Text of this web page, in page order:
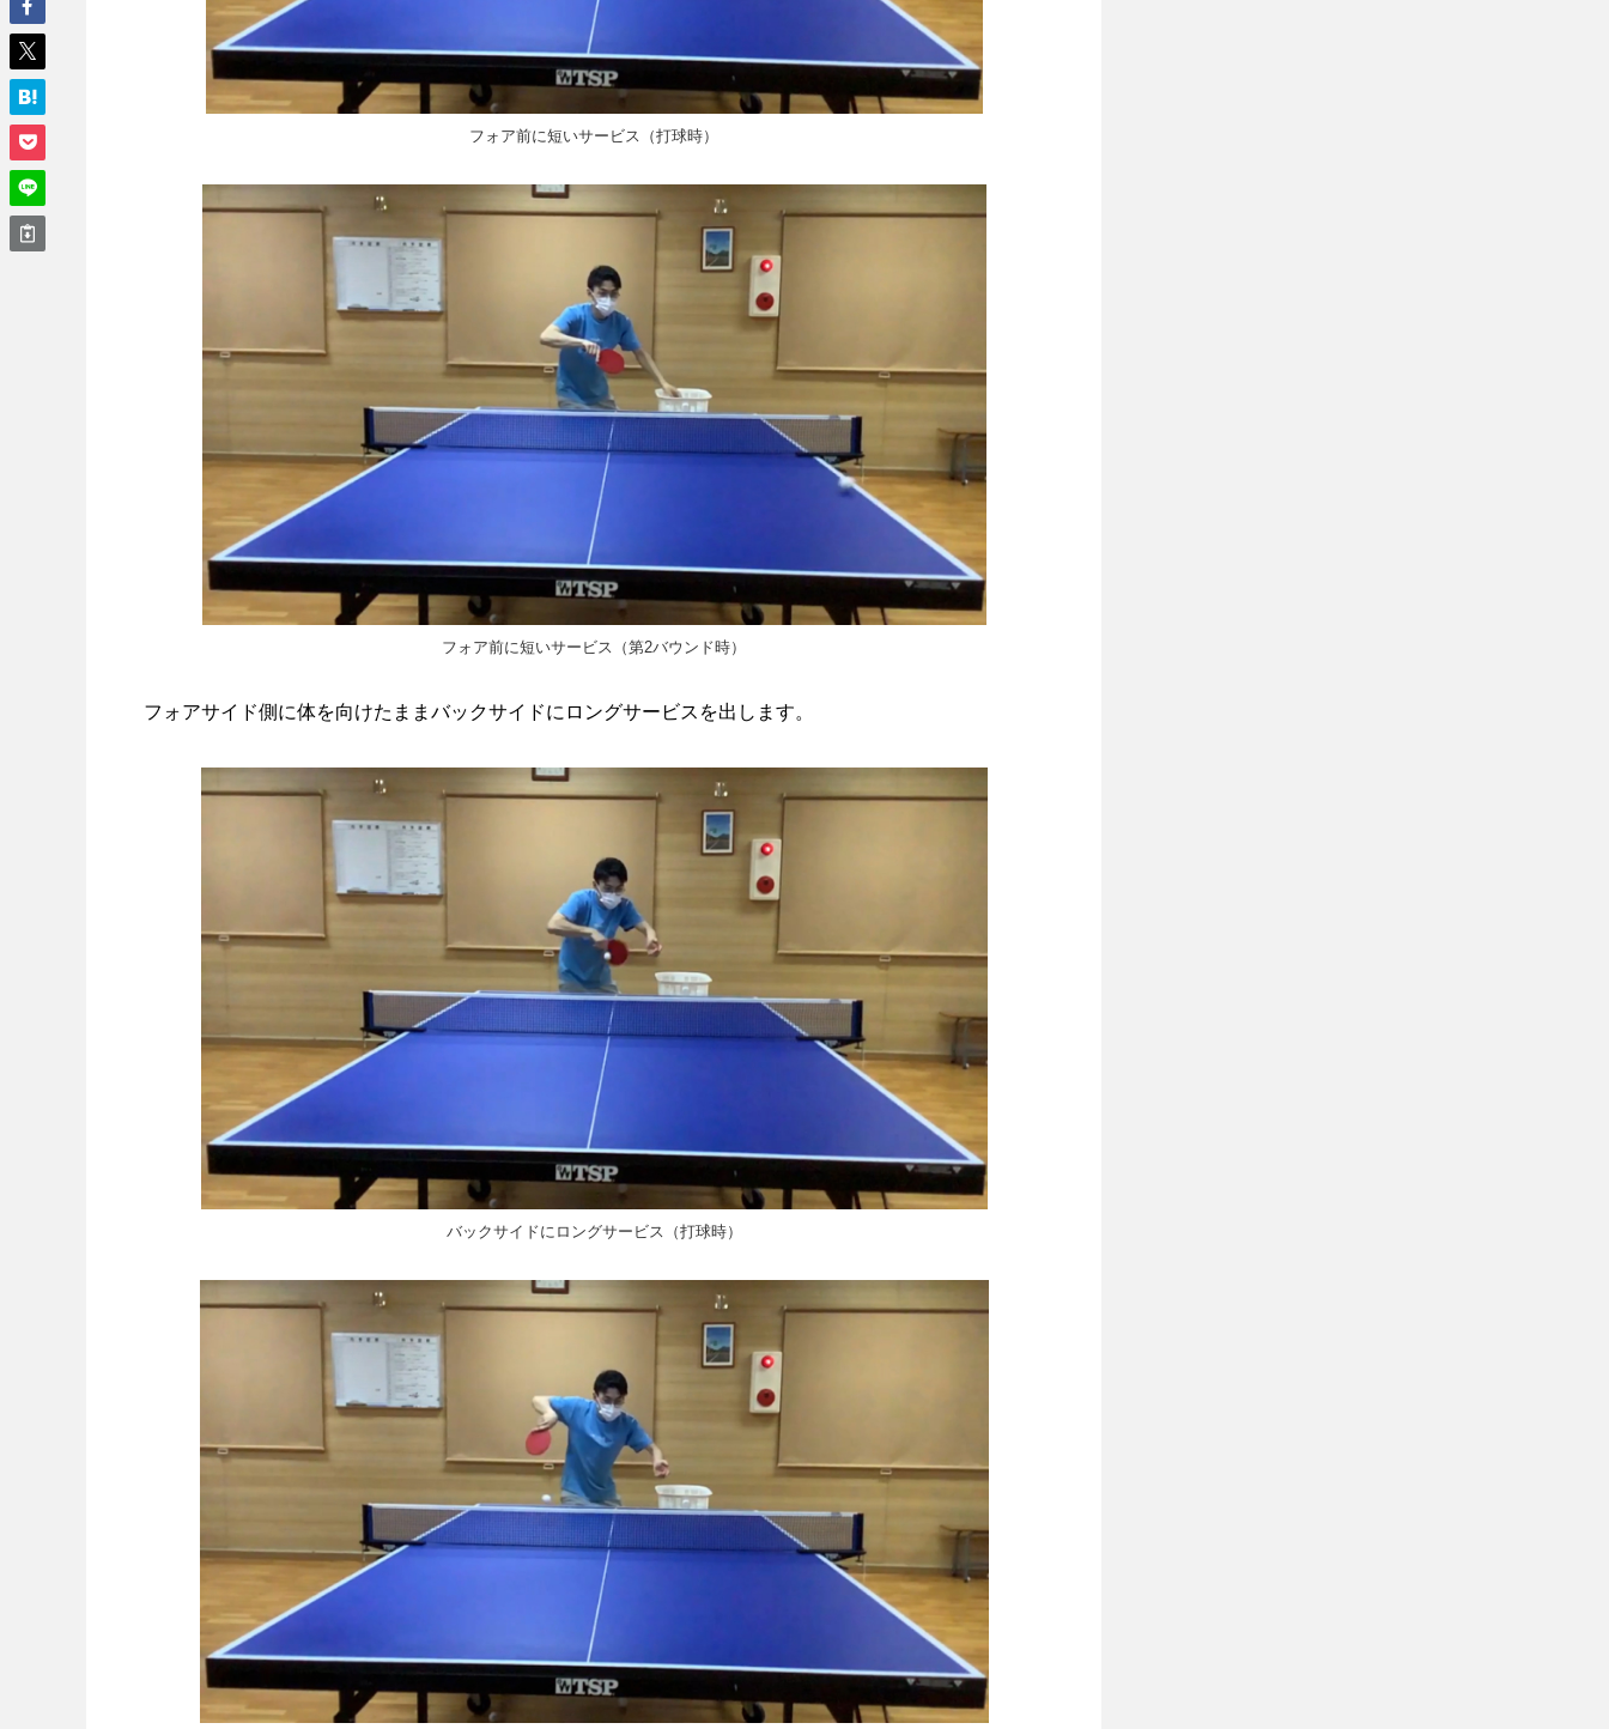
フォア前に短いサービス（打球時）
フォア前に短いサービス（第2バウンド時）
フォアサイド側に体を向けたままバックサイドにロングサービスを出します。
バックサイドにロングサービス（打球時）